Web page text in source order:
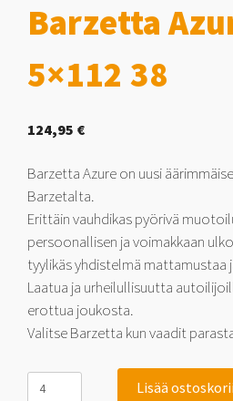
Barzetta
5×112 38
124,95 €
Barzetta Azure on uusi
Barzetalta.
Erittäin vauhdikas pyörivä
persoonallisen ja voimakkaan
tyylikäs yhdistelmä
Laatua ja urheilullisuutta
erottua joukosta.
Valitse Barzetta kun vaadit
Barzetta
Azure
Lisää